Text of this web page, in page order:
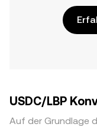
USDC/LBP
Auf der Grundlage